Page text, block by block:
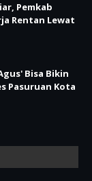
Pemkab
Rentan Lewat
Bisa Bikin
Pasuruan Kota